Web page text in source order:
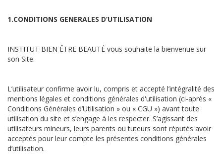
1.CONDITIONS GENERALES D’UTILISATION
INSTITUT BIEN ÊTRE BEAUTÉ vous souhaite la bienvenue sur
son Site.
L’utilisateur confirme avoir lu, compris et accepté l’intégralité des
mentions légales et conditions générales d'utilisation (ci-après «
Conditions Générales d’Utilisation » ou « CGU ») avant toute
utilisation du site et s’engage à les respecter. S’agissant des
utilisateurs mineurs, leurs parents ou tuteurs sont réputés avoir
acceptés pour leur compte les présentes conditions générales
d’utilisation.